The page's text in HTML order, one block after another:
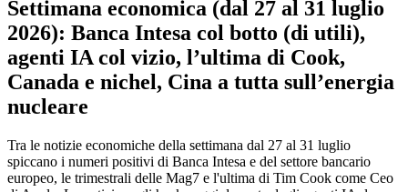
Settimana economica (dal 27 al 31 luglio
2026): Banca Intesa col botto (di utili),
agenti IA col vizio, l’ultima di Cook,
Canada e nichel, Cina a tutta sull’energia
nucleare
Tra le notizie economiche della settimana dal 27 al 31 luglio
spiccano i numeri positivi di Banca Intesa e del settore bancario
europeo, le trimestrali delle Mag7 e l'ultima di Tim Cook come Ceo